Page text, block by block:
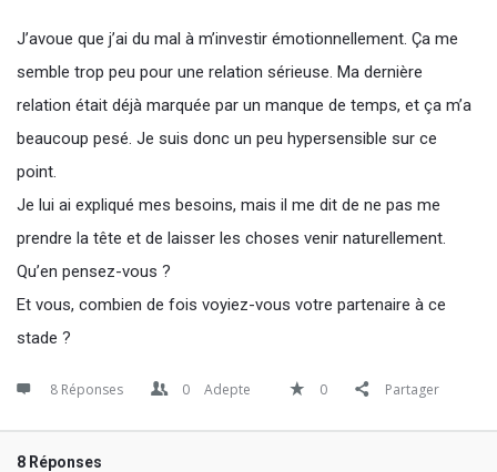
J’avoue que j’ai du mal à m’investir émotionnellement. Ça me
semble trop peu pour une relation sérieuse. Ma dernière
relation était déjà marquée par un manque de temps, et ça m’a
beaucoup pesé. Je suis donc un peu hypersensible sur ce
point.
Je lui ai expliqué mes besoins, mais il me dit de ne pas me
prendre la tête et de laisser les choses venir naturellement.
Qu’en pensez-vous ?
Et vous, combien de fois voyiez-vous votre partenaire à ce
stade ?
8 Réponses 0 Adepte 0 Partager
8 Réponses